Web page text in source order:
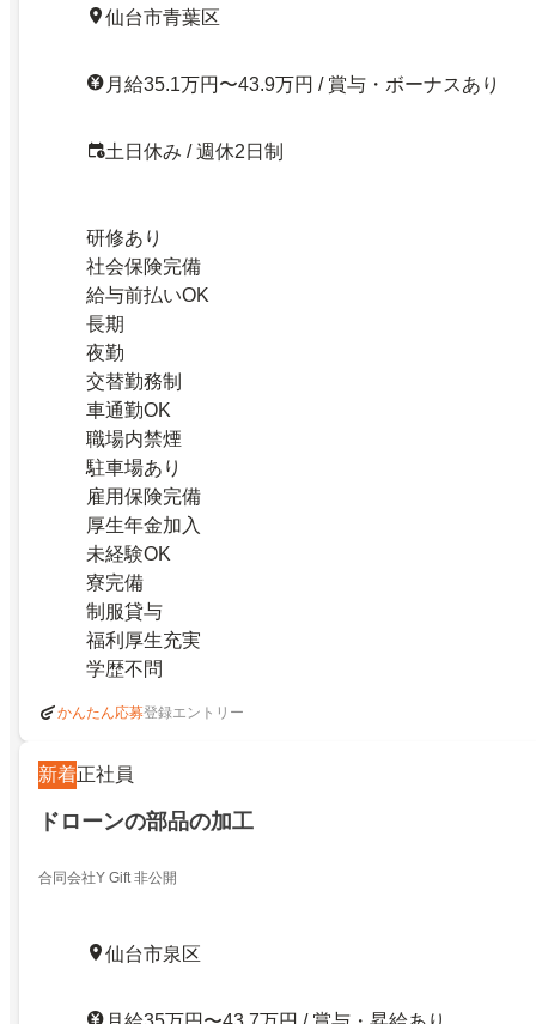
仙台市青葉区
月給35.1万円〜43.9万円 / 賞与・ボーナスあり
土日休み / 週休2日制
研修あり
社会保険完備
給与前払いOK
長期
夜勤
交替勤務制
車通勤OK
職場内禁煙
駐車場あり
雇用保険完備
厚生年金加入
未経験OK
寮完備
制服貸与
福利厚生充実
学歴不問
かんたん応募登録エントリー
新着正社員
ドローンの部品の加工
合同会社Y Gift 非公開
仙台市泉区